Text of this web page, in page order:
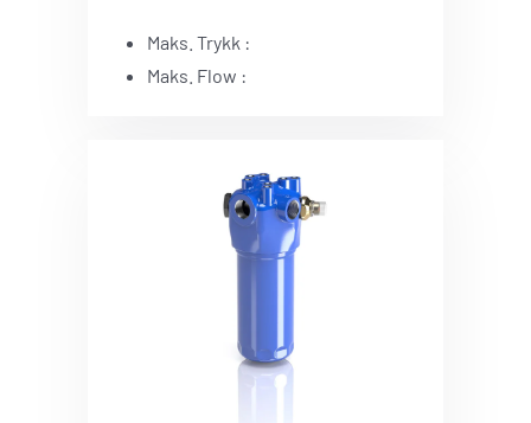
Maks. Trykk :
Maks. Flow :